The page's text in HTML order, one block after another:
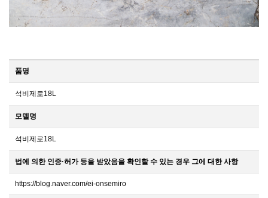
품명
석비제로18L
모델명
석비제로18L
법에 의한 인증·허가 등을 받았음을 확인할 수 있는 경우 그에 대한 사항
https://blog.naver.com/ei-onsemiro